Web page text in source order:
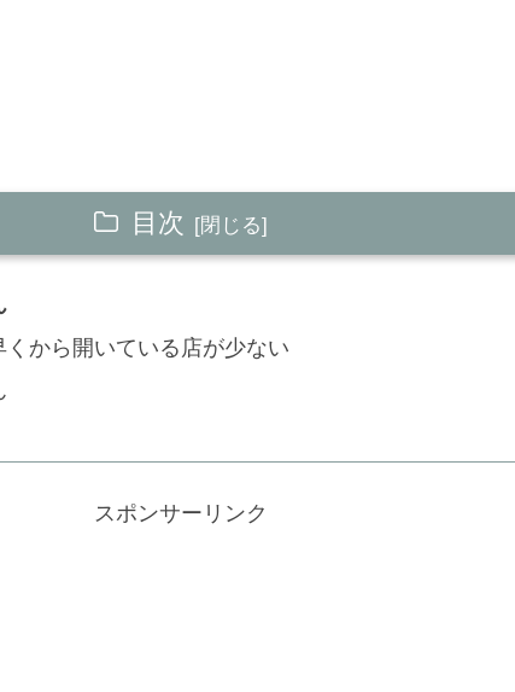
目次
から開いている店が少ない
スポンサーリンク